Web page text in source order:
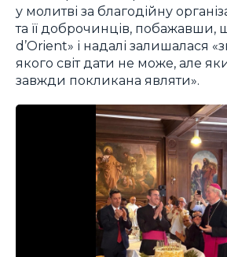
у молитві за благодійну
та її доброчинців, побажавши,
d’Orient» і надалі залишалася
якого світ дати не може, але
завжди покликана являти».